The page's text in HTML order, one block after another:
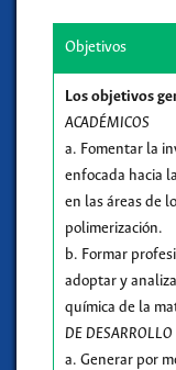
Objetivos
Los objetivos
ACADÉMICOS
a. Fomentar la
enfocada hacia
en las áreas de
polimerización.
b. Formar
adoptar y
química de la
DE DESARROLLO
a. Generar por